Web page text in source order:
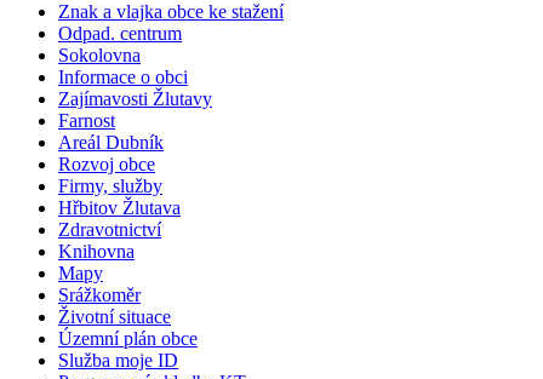
Znak a vlajka obce ke stažení
Odpad. centrum
Sokolovna
Informace o obci
Zajímavosti Žlutavy
Farnost
Areál Dubník
Rozvoj obce
Firmy, služby
Hřbitov Žlutava
Zdravotnictví
Knihovna
Mapy
Srážkoměr
Životní situace
Územní plán obce
Služba moje ID